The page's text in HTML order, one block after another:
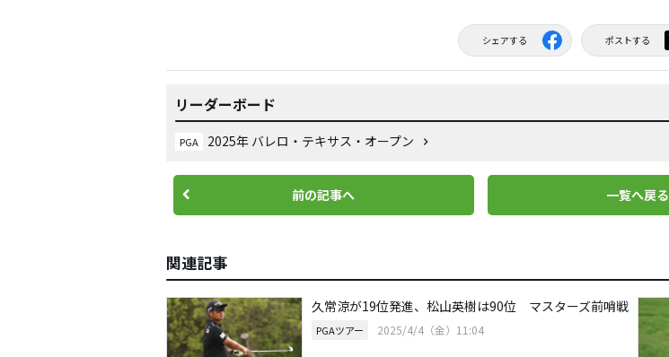
シェアする ポストする
リーダーボード
PGA 2025年 バレロ・テキサス・オープン
前の記事へ 一覧へ戻る
関連記事
久常涼が19位発進、松山英樹は90位 マスターズ前哨戦
PGAツアー 2025/4/4（金）11:04